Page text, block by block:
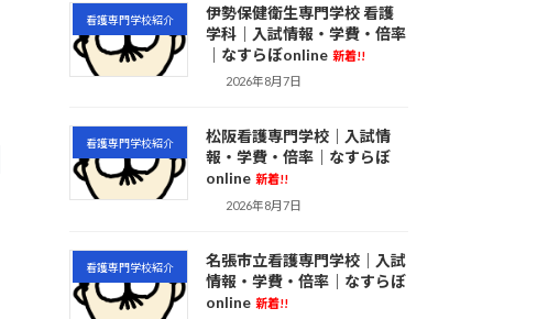
看護専門学校紹介
伊勢保健衛生専門学校 看護
学科｜入試情報・学費・倍率
｜なすらぼonline 新着!!
2026年8月7日
看護専門学校紹介
松阪看護専門学校｜入試情
報・学費・倍率｜なすらぼ
online 新着!!
2026年8月7日
看護専門学校紹介
名張市立看護専門学校｜入試
情報・学費・倍率｜なすらぼ
online 新着!!